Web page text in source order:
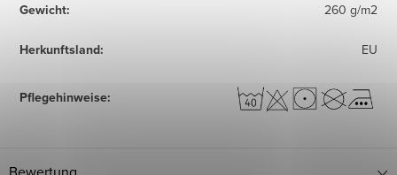
Gewicht: 260 g/m2
Herkunftsland: EU
Pflegehinweise: